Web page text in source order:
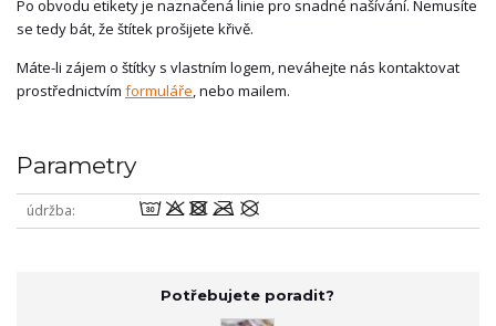
Po obvodu etikety je naznačená linie pro snadné našívání. Nemusíte
se tedy bát, že štítek prošijete křivě.
Máte-li zájem o štítky s vlastním logem, neváhejte nás kontaktovat
prostřednictvím formuláře, nebo mailem.
Parametry
údržba wodmU
Potřebujete poradit?